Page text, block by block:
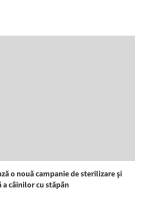
o nouă campanie de sterilizare şi
câinilor cu stăpân